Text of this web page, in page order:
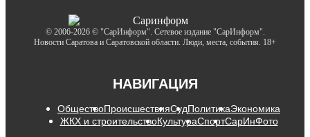
© 2006-2026 © "СарИнформ". Сетевое издание "СарИнформ".
Новости Саратова и Саратовской области. Люди, места, события. 18+
НАВИГАЦИЯ
ОбществоПроисшествияСудПолитикаЭкономика
ЖКХ и строительствоКультураСпортСарИнФото